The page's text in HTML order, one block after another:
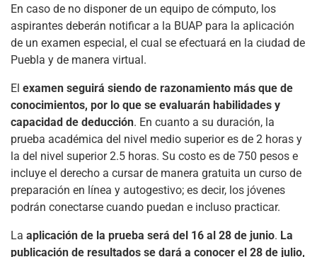
En caso de no disponer de un equipo de cómputo, los
aspirantes deberán notificar a la BUAP para la aplicación
de un examen especial, el cual se efectuará en la ciudad de
Puebla y de manera virtual.
El examen seguirá siendo de razonamiento más que de
conocimientos, por lo que se evaluarán habilidades y
capacidad de deducción. En cuanto a su duración, la
prueba académica del nivel medio superior es de 2 horas y
la del nivel superior 2.5 horas. Su costo es de 750 pesos e
incluye el derecho a cursar de manera gratuita un curso de
preparación en línea y autogestivo; es decir, los jóvenes
podrán conectarse cuando puedan e incluso practicar.
La aplicación de la prueba será del 16 al 28 de junio. La
publicación de resultados se dará a conocer el 28 de julio,